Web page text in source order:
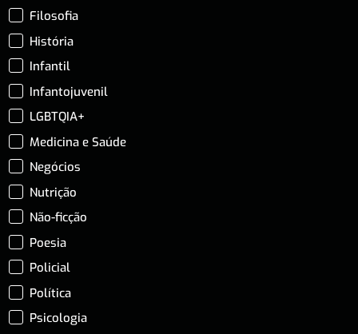
Filosofia
História
Infantil
Infantojuvenil
LGBTQIA+
Medicina e Saúde
Negócios
Nutrição
Não-ficção
Poesia
Policial
Política
Psicologia